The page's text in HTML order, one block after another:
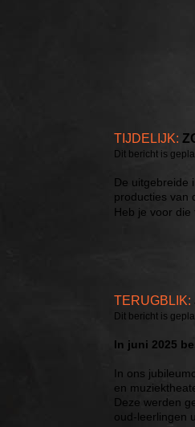
TIJDELIJK:
Dit bericht is
De uitgebreide
producties van
Heb je voor
TERUGBLIK:
Dit bericht is
In juni 2025
In ons
en
Deze werden
oud-leerlingen